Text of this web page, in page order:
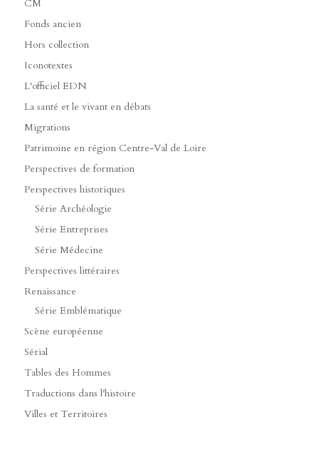
CM
Fonds ancien
Hors collection
Iconotextes
L'officiel EDN
La santé et le vivant en débats
Migrations
Patrimoine en région Centre-Val de Loire
Perspectives de formation
Perspectives historiques
Série Archéologie
Série Entreprises
Série Médecine
Perspectives littéraires
Renaissance
Série Emblématique
Scène européenne
Sérial
Tables des Hommes
Traductions dans l'histoire
Villes et Territoires